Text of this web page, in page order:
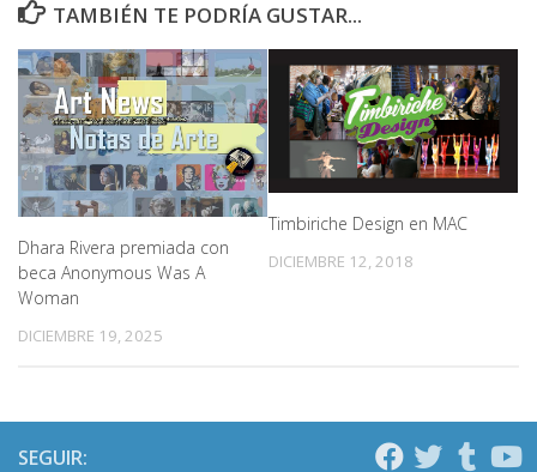
TAMBIÉN TE PODRÍA GUSTAR...
Dhara Rivera premiada con
beca Anonymous Was A
Woman
DICIEMBRE 19, 2025
Timbiriche Design en MAC
DICIEMBRE 12, 2018
SEGUIR: